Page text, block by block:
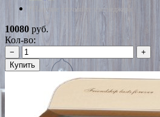
*Наличие уточняйте у менеджера
10080 руб.
Кол-во:
−
+
Купить